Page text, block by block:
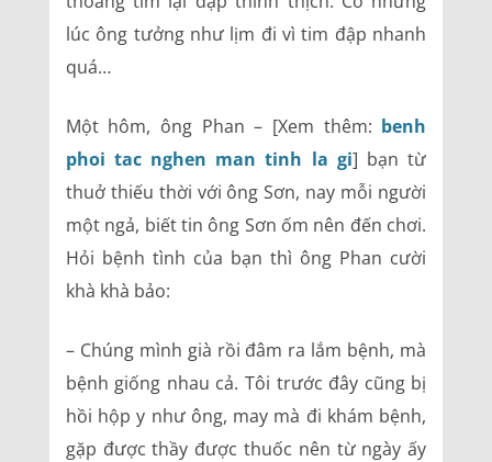
lúc ông tưởng như lịm đi vì tim đập nhanh
quá…
Một hôm, ông Phan – [Xem thêm: benh
phoi tac nghen man tinh la gi] bạn từ
thuở thiếu thời với ông Sơn, nay mỗi người
một ngả, biết tin ông Sơn ốm nên đến chơi.
Hỏi bệnh tình của bạn thì ông Phan cười
khà khà bảo:
– Chúng mình già rồi đâm ra lắm bệnh, mà
bệnh giống nhau cả. Tôi trước đây cũng bị
hồi hộp y như ông, may mà đi khám bệnh,
gặp được thầy được thuốc nên từ ngày ấy